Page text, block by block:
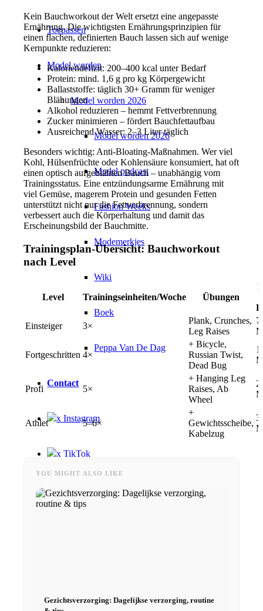
Toepassen
Model worden
Model worden 2026
Model worden 2026
Model podcast
Fashion Weeks
Modemerkjes
Wiki
Boek
Peppa Van De Dag
Contact
x Instagram
x TikTok
x YouTube
Kein Bauchworkout der Welt ersetzt eine angepasste
Ernährung. Die wichtigsten Ernährungsprinzipien für
einen flachen, definierten Bauch lassen sich auf wenige
Kernpunkte reduzieren:
Kaloriendefizit: 200–400 kcal unter Bedarf
Protein: mind. 1,6 g pro kg Körpergewicht
Ballaststoffe: täglich 30+ Gramm für weniger
Blähungen
Alkohol reduzieren – hemmt Fettverbrennung
Zucker minimieren – fördert Bauchfettaufbau
Ausreichend Wasser: 2–3 Liter täglich
Besonders wichtig: Anti-Bloating-Maßnahmen. Wer viel
Kohl, Hülsenfrüchte oder Kohlensäure konsumiert, hat oft
einen optisch aufgeblähten Bauch – unabhängig vom
Trainingsstatus. Eine entzündungsarme Ernährung mit
viel Gemüse, magerem Protein und gesunden Fetten
unterstützt nicht nur die Fettverbrennung, sondern
verbessert auch die Körperhaltung und damit das
Erscheinungsbild der Bauchmitte.
Trainingsplan-Übersicht: Bauchworkout
nach Level
Level Trainingseinheiten/Woche Übungen
Einsteiger
3×
Plank, Crunches,
Leg Raises
Fortgeschritten 4×
+ Bicycle,
Russian Twist,
Dead Bug
Profi 5×
+ Hanging Leg
Raises, Ab
Wheel
Athlet 5–6×
+
Gewichtsscheibe,
Kabelzug
YOU MIGHT ALSO LIKE
Gezichtsverzorging: Dagelijkse verzorging, routine